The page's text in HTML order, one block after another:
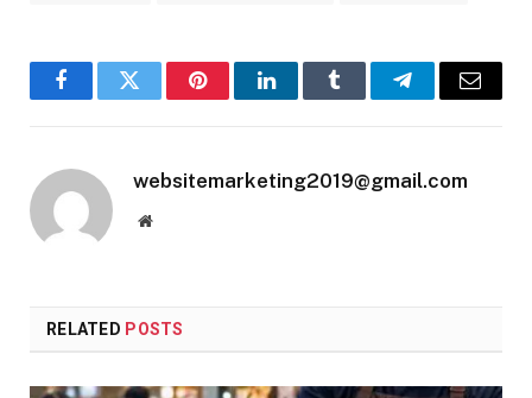
FacebookTwitter PinterestLinkedInTumblr TelegramEmail
websitemarketing2019@gmail.com
Website
RELATED POSTS